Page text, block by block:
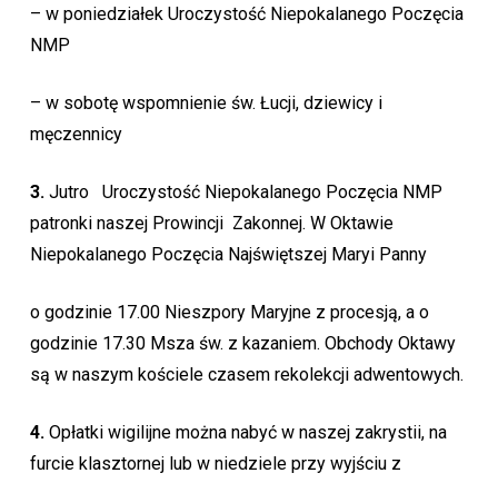
– w poniedziałek Uroczystość Niepokalanego Poczęcia
NMP
– w sobotę wspomnienie św. Łucji, dziewicy i
męczennicy
3.Jutro Uroczystość Niepokalanego Poczęcia NMP
patronki naszej Prowincji Zakonnej. W Oktawie
Niepokalanego Poczęcia Najświętszej Maryi Panny
o godzinie 17.00 Nieszpory Maryjne z procesją, a o
godzinie 17.30 Msza św. z kazaniem. Obchody Oktawy
są w naszym kościele czasem rekolekcji adwentowych.
4.Opłatki wigilijne można nabyć w naszej zakrystii, na
furcie klasztornej lub w niedziele przy wyjściu z